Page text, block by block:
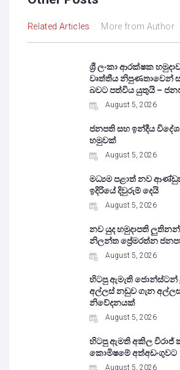
Related Articles More from Author
ශ්‍රී ලංකා ආරක්ෂක
වෘත්තීය නිපුණතාවෙන්
බවට පත්විය යුතුයි –
August 5, 2026
ජනපති සහ ඉන්දීය
හමුවක්
August 5, 2026
මධ්‍යම පළාත් නව
ඉදිරියේ දිවුරුම් දෙයි
August 5, 2026
නව යුද හමුදාපති
නිලන්ත ප්‍රේමරත්න
August 5, 2026
හිටපු ඇමැති ජොන්ස්ටන්
අල්ලස් නඩුව ගැන
නිවේදනයක්
August 5, 2026
හිටපු ඇමති අකිල විරාජ්
කොමිෂමේ අත්අඩංගුවට
August 5, 2026